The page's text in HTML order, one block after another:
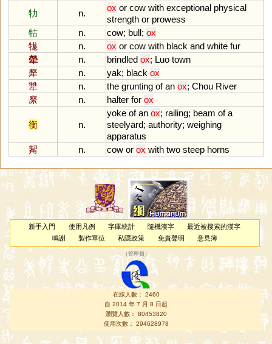
牞
n.
ox or cow with exceptional physical
strength or prowess
牯
n. cow; bull; ox
牻
n. ox or cow with black and white fur
犖
n. brindled ox; Luo town
犛
n. yak; black ox
犨
n. the grunting of an ox; Chou River
縻
n. halter for ox
衡 n.
yoke of an ox; railing; beam of a
steelyard; authority; weighing
apparatus
觢
n. cow or ox with two steep horns
新手入門 使用凡例 字庫統計 隨機漢字
最近被搜索的漢字
鳴謝
製作單位 私隱政策 免責聲明 意見簿
（管理員 ）
在線人數： 2460
自 2014 年 7 月 8 日起
瀏覽人數： 80453820
使用次數： 294628978